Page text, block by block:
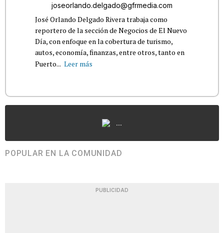
joseorlando.delgado@gfrmedia.com
José Orlando Delgado Rivera trabaja como
reportero de la sección de Negocios de El Nuevo
Día, con enfoque en la cobertura de turismo,
autos, economía, finanzas, entre otros, tanto en
Puerto... Leer más
...
POPULAR EN LA COMUNIDAD
PUBLICIDAD